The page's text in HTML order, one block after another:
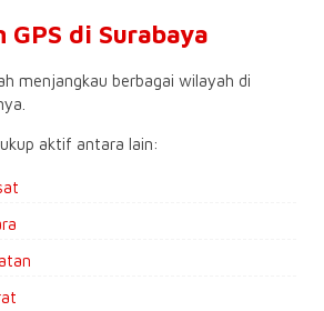
GPS di Surabaya
menjangkau berbagai wilayah di
aktif antara lain: